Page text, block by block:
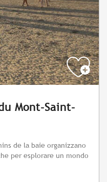
Mont-Saint-
de la baie organizzano
per esplorare un mondo